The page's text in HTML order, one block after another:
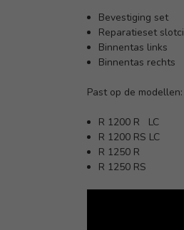
Bevestiging set
Reparatieset
Binnentas links
Binnentas rechts
Past op de modellen:
R 1200 R LC
R 1200 RS LC
R 1250 R
R 1250 RS